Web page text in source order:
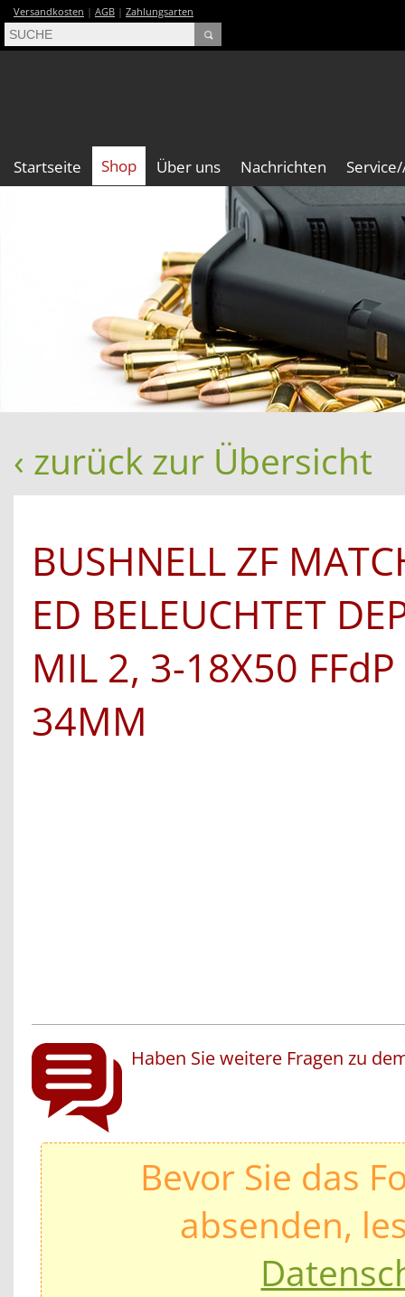
Versandkosten | AGB | Zahlungsarten
Startseite Shop Über uns Nachrichten
‹ zurück zur Übersicht
BUSHNELL ZF
ED BELEUCHTET
MIL 2, 3-18X50
34MM
Haben Sie weitere Fragen zu
Bevor Sie das
absenden,